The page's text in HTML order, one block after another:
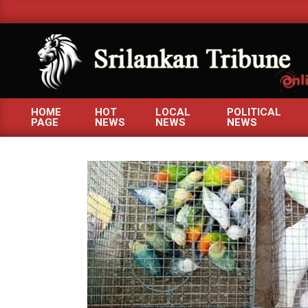
to
HOME
PAGE
HOT
NEWS
LOCAL
NEWS
POLITICAL
NEWS